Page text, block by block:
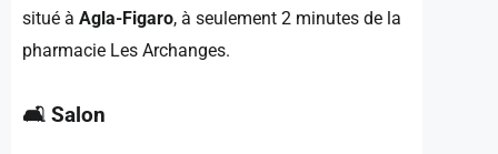
situé à Agla-Figaro, à seulement 2 minutes de la
pharmacie Les Archanges.
🛋️ Salon